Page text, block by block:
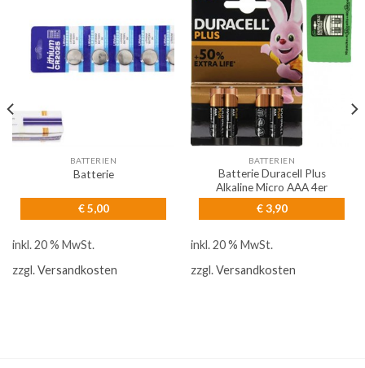
BATTERIEN
Batterie
€5,00
inkl. 20 % MwSt.
zzgl.Versandkosten
BATTERIEN
Batterie Duracell Plus
Alkaline Micro AAA 4er
€3,90
inkl. 20 % MwSt.
zzgl.Versandkosten